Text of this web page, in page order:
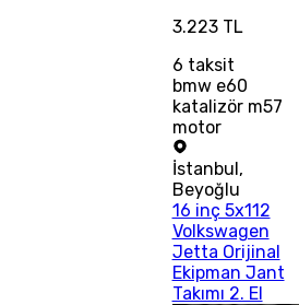
3.223 TL
6 taksit
bmw e60
katalizör m57
motor
İstanbul,
Beyoğlu
16 inç 5x112
Volkswagen
Jetta Orijinal
Ekipman Jant
Takımı 2. El